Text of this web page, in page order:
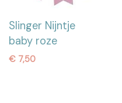
Slinger Nijntje
baby roze
€7,50